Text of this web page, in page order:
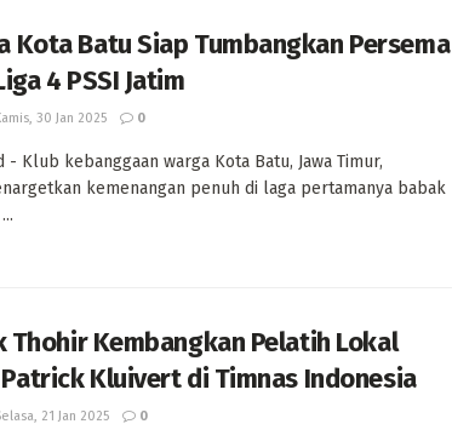
Kota Batu Siap Tumbangkan Persema
4 PSSI Jatim
30 Jan 2025 0
- Klub kebanggaan warga Kota Batu, Jawa Timur,
kemenangan penuh di laga pertamanya babak
Thohir Kembangkan Pelatih Lokal
Kluivert di Timnas Indonesia
21 Jan 2025 0